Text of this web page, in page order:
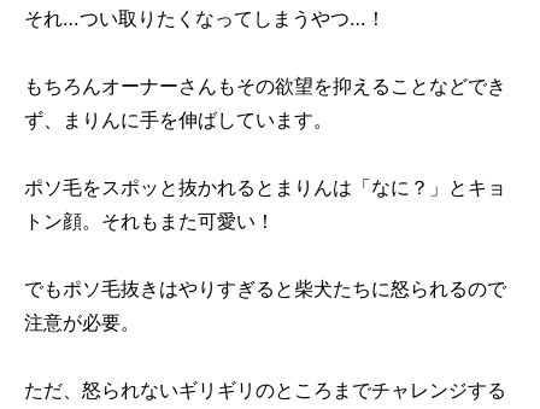
それ…つい取りたくなってしまうやつ…！
もちろんオーナーさんもその欲望を抑えることなどでき
ず、まりんに手を伸ばしています。
ポソ毛をスポッと抜かれるとまりんは「なに？」とキョ
トン顔。それもまた可愛い！
でもポソ毛抜きはやりすぎると柴犬たちに怒られるので
注意が必要。
ただ、怒られないギリギリのところまでチャレンジする